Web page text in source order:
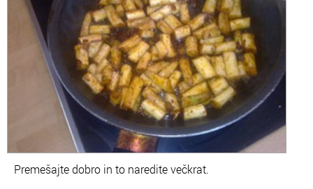
Premešajte dobro in to naredite večkrat.